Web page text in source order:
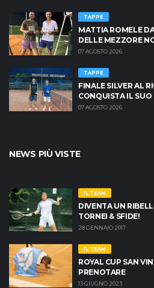
TAPPE
MATTIA ROMELE
DELLE MEZZORE
TENGA
07 AGOSTO 2026
TAPPE
FINALE SILVER AL
CONQUISTA IL
MASSIMO CRISCIONE
07 AGOSTO 2026
NEWS PIÙ VISTE
IL TEAM
DIVENTA UN
TORNEI & SFIDE!
28 GENNAIO 2017
IL TEAM
ROYAL CUP SAN
PRENOTARE
13 GIUGNO 2023